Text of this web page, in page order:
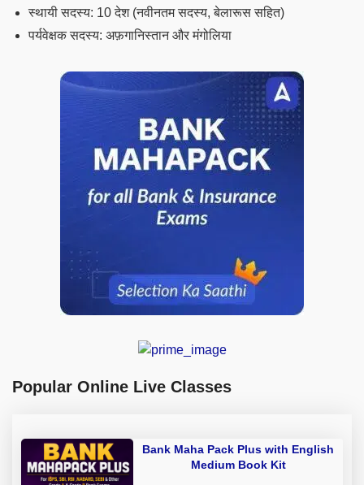
स्थायी सदस्य: 10 देश (नवीनतम सदस्य, बेलारूस सहित)
पर्यवेक्षक सदस्य: अफ़गानिस्तान और मंगोलिया
Popular Online Live Classes
Bank Maha Pack Plus with English
Medium Book Kit